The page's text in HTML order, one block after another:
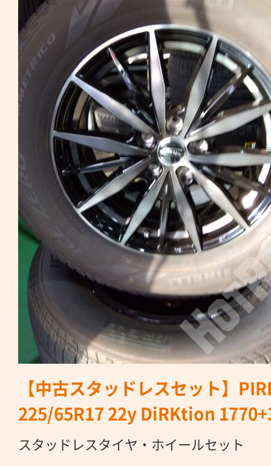
【中古スタッドレスセット】
225/65R17 22y DiRKtion
スタッドレスタイヤ・ホイールセット